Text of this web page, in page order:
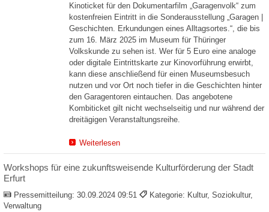
Kinoticket für den Dokumentarfilm „Garagenvolk“ zum
kostenfreien Eintritt in die Sonderausstellung „Garagen |
Geschichten. Erkundungen eines Alltagsortes.“, die bis
zum 16. März 2025 im Museum für Thüringer
Volkskunde zu sehen ist. Wer für 5 Euro eine analoge
oder digitale Eintrittskarte zur Kinovorführung erwirbt,
kann diese anschließend für einen Museumsbesuch
nutzen und vor Ort noch tiefer in die Geschichten hinter
den Garagentoren eintauchen. Das angebotene
Kombiticket gilt nicht wechselseitig und nur während der
dreitägigen Veranstaltungsreihe.
Weiterlesen
Workshops für eine zukunftsweisende Kulturförderung der Stadt
Erfurt
Pressemitteilung: 30.09.2024 09:51
Kategorie: Kultur, Soziokultur,
Verwaltung